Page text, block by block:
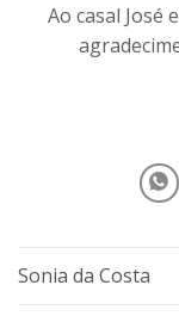
Ao casal José
Sonia da Costa